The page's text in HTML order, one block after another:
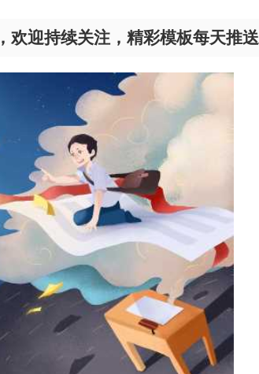
，欢迎持续关注，精彩模板每天推送